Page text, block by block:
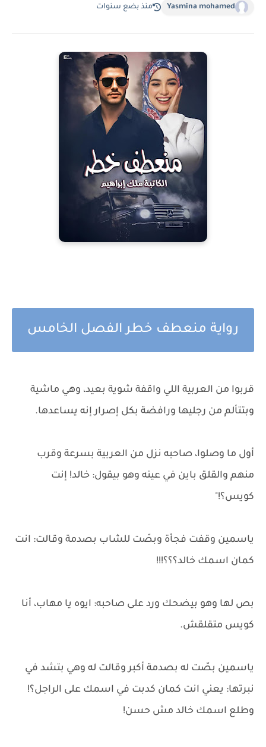
Yasmina mohamed منذ بضع سنوات
رواية منعطف خطر الفصل الخامس
قربوا من العربية اللي واقفة شوية بعيد، وهي ماشية
وبتتألم من رجليها ورافضة بكل إصرار إنه يساعدها.
أول ما وصلوا، صاحبه نزل من العربية بسرعة وقرب
منهم والقلق باين في عينه وهو بيقول: خالد! إنت
كويس؟!"
ياسمين وقفت فجأة وبصّت للشاب بصدمة وقالت: انت
كمان اسمك خالد؟؟؟!!!
بص لها وهو بيضحك ورد على صاحبه: ايوه يا مهاب، أنا
كويس متقلقش.
ياسمين بصّت له بصدمة أكبر وقالت له وهي بتشد في
نبرتها: يعني انت كمان كدبت في اسمك على الراجل؟!
وطلع اسمك خالد مش حسن!